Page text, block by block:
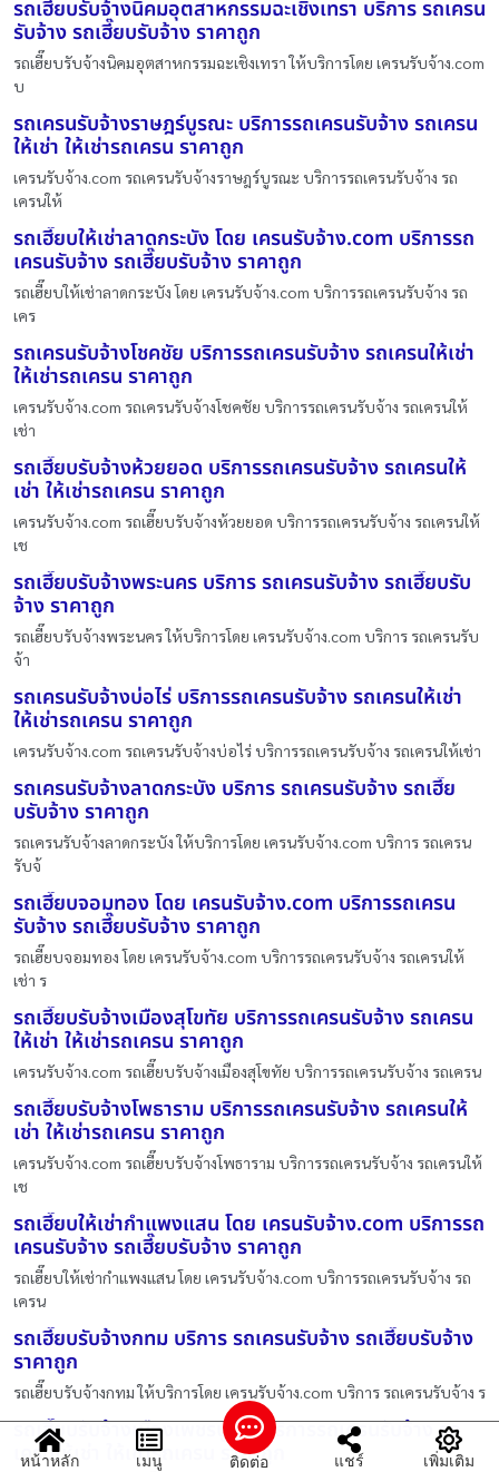
รถเฮี๊ยบรับจ้างนิคมอุตสาหกรรมฉะเชิงเทรา บริการ รถเครน
รับจ้าง รถเฮี๊ยบรับจ้าง ราคาถูก
รถเฮี๊ยบรับจ้างนิคมอุตสาหกรรมฉะเชิงเทรา ให้บริการโดย เครนรับจ้าง.com
บ
รถเครนรับจ้างราษฎร์บูรณะ บริการรถเครนรับจ้าง รถเครน
ให้เช่า ให้เช่ารถเครน ราคาถูก
เครนรับจ้าง.com รถเครนรับจ้างราษฎร์บูรณะ บริการรถเครนรับจ้าง รถ
เครนให้
รถเฮี๊ยบให้เช่าลาดกระบัง โดย เครนรับจ้าง.com บริการรถ
เครนรับจ้าง รถเฮี๊ยบรับจ้าง ราคาถูก
รถเฮี๊ยบให้เช่าลาดกระบัง โดย เครนรับจ้าง.com บริการรถเครนรับจ้าง รถ
เคร
รถเครนรับจ้างโชคชัย บริการรถเครนรับจ้าง รถเครนให้เช่า
ให้เช่ารถเครน ราคาถูก
เครนรับจ้าง.com รถเครนรับจ้างโชคชัย บริการรถเครนรับจ้าง รถเครนให้
เช่า
รถเฮี๊ยบรับจ้างห้วยยอด บริการรถเครนรับจ้าง รถเครนให้
เช่า ให้เช่ารถเครน ราคาถูก
เครนรับจ้าง.com รถเฮี๊ยบรับจ้างห้วยยอด บริการรถเครนรับจ้าง รถเครนให้
เช
รถเฮี๊ยบรับจ้างพระนคร บริการ รถเครนรับจ้าง รถเฮี๊ยบรับ
จ้าง ราคาถูก
รถเฮี๊ยบรับจ้างพระนคร ให้บริการโดย เครนรับจ้าง.com บริการ รถเครนรับ
จ้า
รถเครนรับจ้างบ่อไร่ บริการรถเครนรับจ้าง รถเครนให้เช่า
ให้เช่ารถเครน ราคาถูก
เครนรับจ้าง.com รถเครนรับจ้างบ่อไร่ บริการรถเครนรับจ้าง รถเครนให้เช่า
รถเครนรับจ้างลาดกระบัง บริการ รถเครนรับจ้าง รถเฮี๊ย
บรับจ้าง ราคาถูก
รถเครนรับจ้างลาดกระบัง ให้บริการโดย เครนรับจ้าง.com บริการ รถเครน
รับจ้
รถเฮี๊ยบจอมทอง โดย เครนรับจ้าง.com บริการรถเครน
รับจ้าง รถเฮี๊ยบรับจ้าง ราคาถูก
รถเฮี๊ยบจอมทอง โดย เครนรับจ้าง.com บริการรถเครนรับจ้าง รถเครนให้
เช่า ร
รถเฮี๊ยบรับจ้างเมืองสุโขทัย บริการรถเครนรับจ้าง รถเครน
ให้เช่า ให้เช่ารถเครน ราคาถูก
เครนรับจ้าง.com รถเฮี๊ยบรับจ้างเมืองสุโขทัย บริการรถเครนรับจ้าง รถเครน
รถเฮี๊ยบรับจ้างโพธาราม บริการรถเครนรับจ้าง รถเครนให้
เช่า ให้เช่ารถเครน ราคาถูก
เครนรับจ้าง.com รถเฮี๊ยบรับจ้างโพธาราม บริการรถเครนรับจ้าง รถเครนให้
เช
รถเฮี๊ยบให้เช่ากำแพงแสน โดย เครนรับจ้าง.com บริการรถ
เครนรับจ้าง รถเฮี๊ยบรับจ้าง ราคาถูก
รถเฮี๊ยบให้เช่ากำแพงแสน โดย เครนรับจ้าง.com บริการรถเครนรับจ้าง รถ
เครน
รถเฮี๊ยบรับจ้างกทม บริการ รถเครนรับจ้าง รถเฮี๊ยบรับจ้าง
ราคาถูก
รถเฮี๊ยบรับจ้างกทม ให้บริการโดย เครนรับจ้าง.com บริการ รถเครนรับจ้าง ร
รถเฮี๊ยบรับจ้างเมืองเพชรบูรณ์ บริการรถเครนรับจ้าง รถ
เครนให้เช่า ให้เช่ารถเครน ราคาถูก
หน้าหลัก เมนู ติดต่อ แชร์ เพิ่มเติม